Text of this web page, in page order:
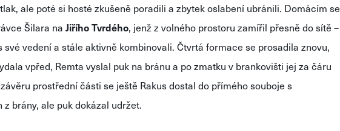
ale poté si hosté zkušeně poradili a zbytek oslabení ubránili. Domácím se
Šilara na JiříhoTvrdého, jenž z volného prostoru zamířil přesně do sítě –
vedení a stále aktivně kombinovali. Čtvrtá formace se prosadila znovu,
vpřed, Remta vyslal puk na bránu a po zmatku v brankovišti jej za čáru
prostřední části se ještě Rakus dostal do přímého souboje s
brány, ale puk dokázal udržet.